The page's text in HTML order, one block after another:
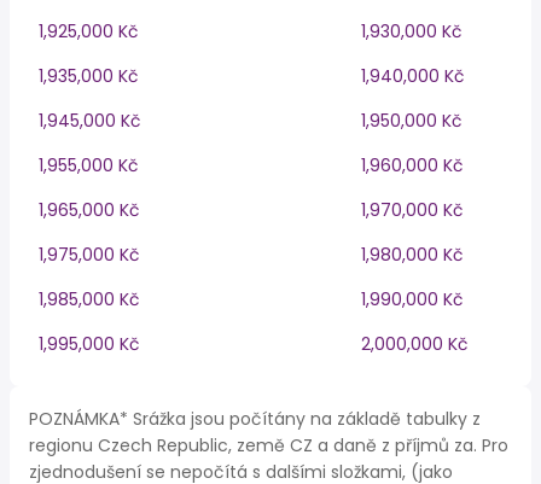
1,925,000 Kč
1,930,000 Kč
1,935,000 Kč
1,940,000 Kč
1,945,000 Kč
1,950,000 Kč
1,955,000 Kč
1,960,000 Kč
1,965,000 Kč
1,970,000 Kč
1,975,000 Kč
1,980,000 Kč
1,985,000 Kč
1,990,000 Kč
1,995,000 Kč
2,000,000 Kč
POZNÁMKA* Srážka jsou počítány na základě tabulky z
regionu Czech Republic, země CZ a daně z příjmů za. Pro
zjednodušení se nepočítá s dalšími složkami, (jako